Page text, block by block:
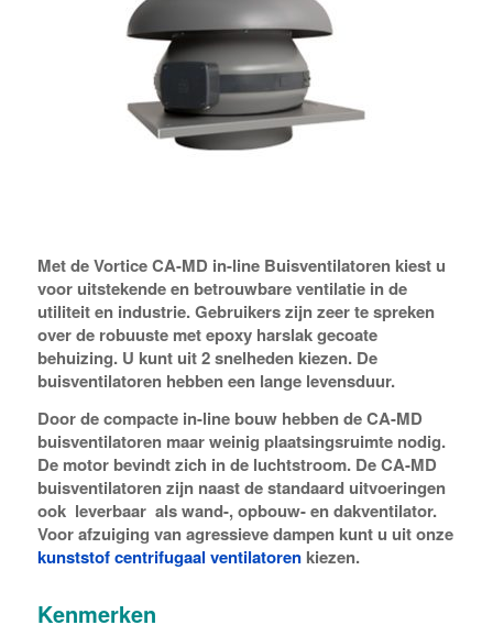
Met de Vortice CA-MD in-line Buisventilatoren kiest u
voor uitstekende en betrouwbare ventilatie in de
utiliteit en industrie. Gebruikers zijn zeer te spreken
over de robuuste met epoxy harslak gecoate
behuizing. U kunt uit 2 snelheden kiezen. De
buisventilatoren hebben een lange levensduur.
Door de compacte in-line bouw hebben de CA-MD
buisventilatoren maar weinig plaatsingsruimte nodig.
De motor bevindt zich in de luchtstroom. De CA-MD
buisventilatoren zijn naast de standaard uitvoeringen
ook leverbaar als wand-, opbouw- en dakventilator.
Voor afzuiging van agressieve dampen kunt u uit onze
kunststof centrifugaal ventilatorenkiezen.
Kenmerken